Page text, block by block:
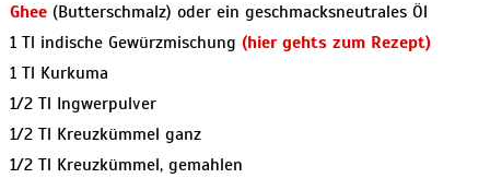
Ghee (Butterschmalz) oder ein geschmacksneutrales Öl
1 Tl indische Gewürzmischung (hier gehts zum Rezept)
1 Tl Kurkuma
1/2 Tl Ingwerpulver
1/2 Tl Kreuzkümmel ganz
1/2 Tl Kreuzkümmel, gemahlen